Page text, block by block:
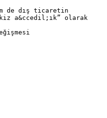
de dış ticaretin
a&ccedil;ık” olarak